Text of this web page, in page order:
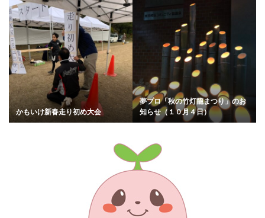
かもいけ新春走り初め大会
夢プロ「秋の竹灯籠まつり」のお
知らせ（１０月４日）